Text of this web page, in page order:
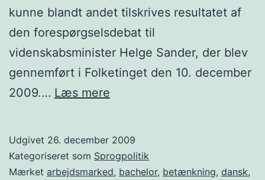
kunne blandt andet tilskrives resultatet af
den forespørgselsdebat til
videnskabsminister Helge Sander, der blev
gennemført i Folketinget den 10. december
2009.… Læs mere
om
sproget
Udgivet 26. december 2009
Kategoriseret som Sprogpolitik
Mærket arbejdsmarked, bachelor, betænkning, dansk,